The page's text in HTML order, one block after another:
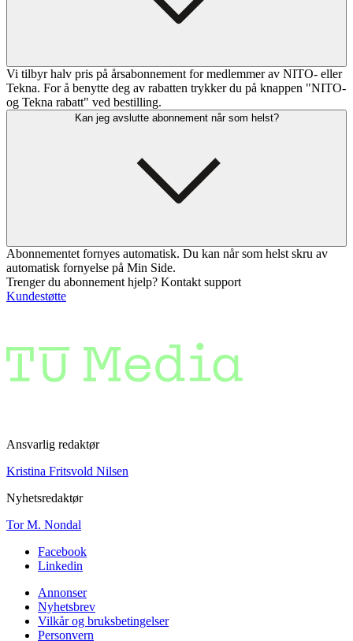
Vi tilbyr halv pris på årsabonnement for medlemmer av NITO- eller
Tekna. For å benytte deg av rabatten trykker du på knappen "NITO-
og Tekna rabatt" ved bestilling.
Kan jeg avslutte abonnement når som helst?
Abonnementet fornyes automatisk. Du kan når som helst skru av
automatisk fornyelse på Min Side.
Trenger du abonnement hjelp? Kontakt support
Kundestøtte
Ansvarlig redaktør
Kristina Fritsvold Nilsen
Nyhetsredaktør
Tor M. Nondal
Facebook
Linkedin
Annonser
Nyhetsbrev
Vilkår og bruksbetingelser
Personvern